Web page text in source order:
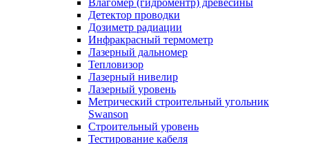
Влагомер (гидроментр) древесины
Детектор проводки
Дозиметр радиации
Инфракрасный термометр
Лазерный дальномер
Тепловизор
Лазерный нивелир
Лазерный уровень
Метрический строительный угольник
Swanson
Строительный уровень
Тестирование кабеля